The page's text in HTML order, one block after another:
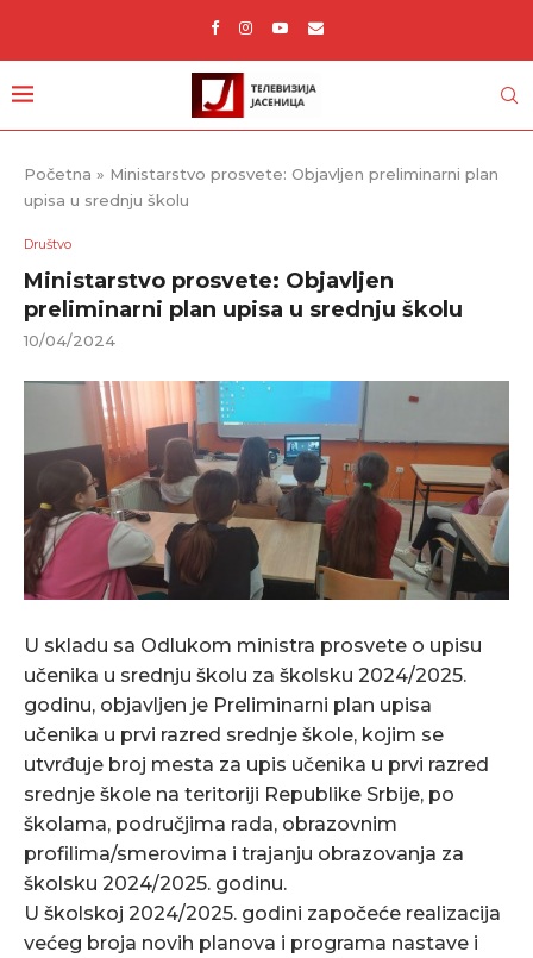
Početna » Ministarstvo prosvete: Objavljen preliminarni plan
upisa u srednju školu
Društvo
Ministarstvo prosvete: Objavljen
preliminarni plan upisa u srednju školu
10/04/2024
U skladu sa Odlukom ministra prosvete o upisu
učenika u srednju školu za školsku 2024/2025.
godinu, objavljen je Preliminarni plan upisa
učenika u prvi razred srednje škole, kojim se
utvrđuje broj mesta za upis učenika u prvi razred
srednje škole na teritoriji Republike Srbije, po
školama, područjima rada, obrazovnim
profilima/smerovima i trajanju obrazovanja za
školsku 2024/2025. godinu.
U školskoj 2024/2025. godini započeće realizacija
većeg broja novih planova i programa nastave i